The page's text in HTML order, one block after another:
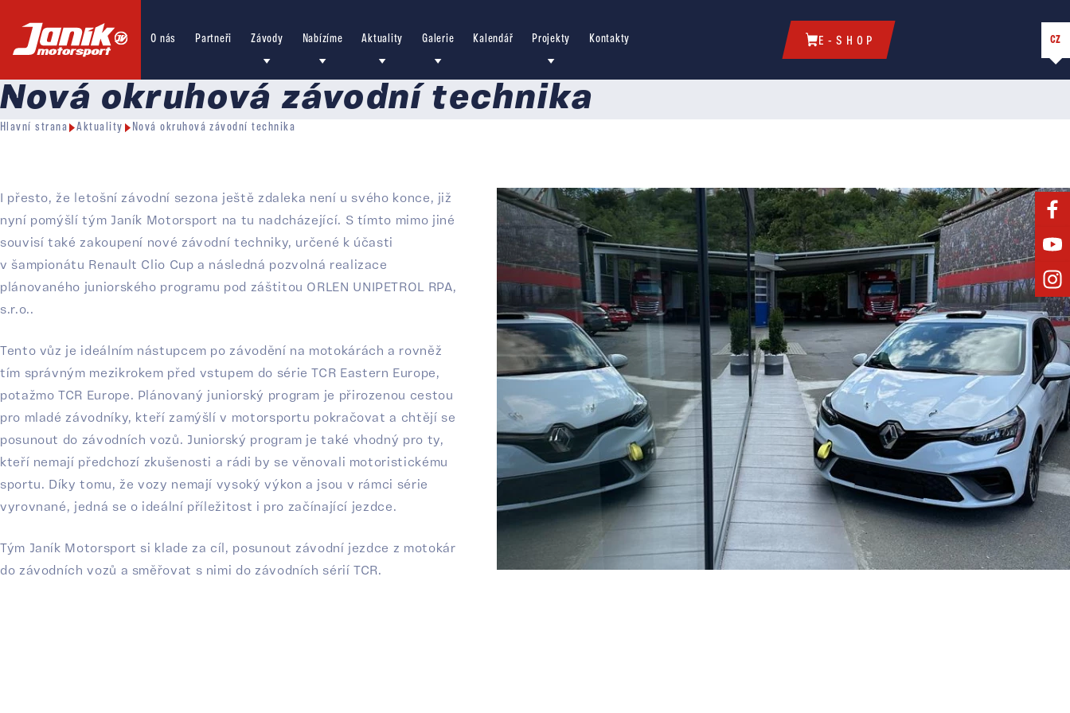
O nás Partneři Závody Nabízíme Aktuality Galerie Kalendář Projekty Kontakty E-SHOP CZ
Nová okruhová závodní technika
Hlavní strana Aktuality Nová okruhová závodní technika
I přesto, že letošní závodní sezona ještě zdaleka není u svého konce, již
nyní pomýšlí tým Janík Motorsport na tu nadcházející. S tímto mimo jiné
souvisí také zakoupení nové závodní techniky, určené k účasti
v šampionátu Renault Clio Cup a následná pozvolná realizace
plánovaného juniorského programu pod záštitou ORLEN UNIPETROL RPA,
s.r.o..
Tento vůz je ideálním nástupcem po závodění na motokárách a rovněž
tím správným mezikrokem před vstupem do série TCR Eastern Europe,
potažmo TCR Europe. Plánovaný juniorský program je přirozenou cestou
pro mladé závodníky, kteří zamýšlí v motorsportu pokračovat a chtějí se
posunout do závodních vozů. Juniorský program je také vhodný pro ty,
kteří nemají předchozí zkušenosti a rádi by se věnovali motoristickému
sportu. Díky tomu, že vozy nemají vysoký výkon a jsou v rámci série
vyrovnané, jedná se o ideální příležitost i pro začínající jezdce.
Tým Janík Motorsport si klade za cíl, posunout závodní jezdce z motokár
do závodních vozů a směřovat s nimi do závodních sérií TCR.